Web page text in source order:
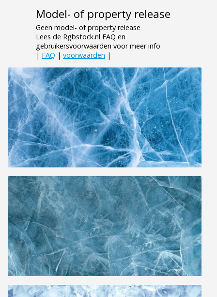
Model- of property release
Geen model- of property release
Lees de Rgbstock.nl FAQ en
gebruikersvoorwaarden voor meer info
| FAQ | voorwaarden |